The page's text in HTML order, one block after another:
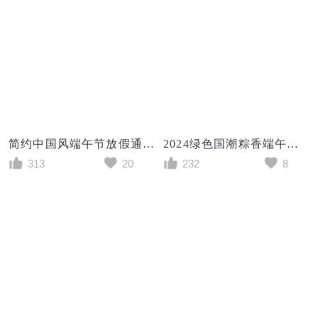
简约中国风端午节放假通知
313
20
2024绿色国潮粽香端午节端午放假通知手机文案海报
232
8